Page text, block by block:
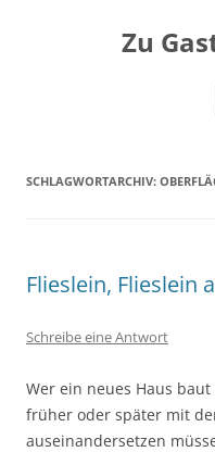
Zu
SCHLAGWORTARCHIV:
Flieslein, Flieslein
Schreibe eine Antwort
Wer ein neues Haus
früher oder später mit
auseinandersetzen